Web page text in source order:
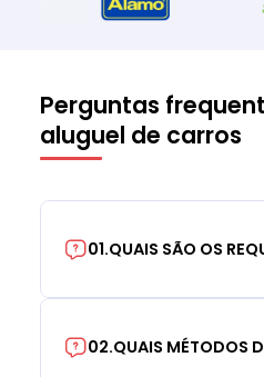
Perguntas
aluguel de carros
01.QUAIS SÃO OS
02.QUAIS MÉTODOS